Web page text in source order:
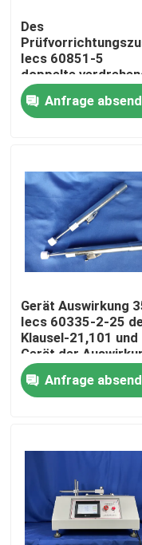
Haus
Über uns
Fabrik-Ausflug
Treten Sie mit
Fordern Sie ein
Medizinisches
Eintritt-Schutz-
Des
Iecs 60851-5
doppelte
zusätzliche
Ausrüstung
Anfrage
Gerät Auswirkung
Iecs 60335-2-25
Klausel-21,101 und
Gerät der
65N für Mikrowellen-
Tür-
Test
Anfrage